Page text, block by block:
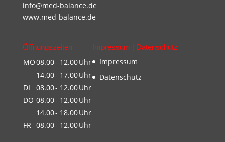
info@med-balance.de
www.med-balance.de
Öffnungszeiten
MO08.00- 12.00Uhr
14.00- 17.00Uhr
DI
08.00- 12.00Uhr
DO 08.00- 12.00Uhr
14.00- 18.00Uhr
FR 08.00- 12.00Uhr
Impressum | Datenschutz
Impressum
Datenschutz